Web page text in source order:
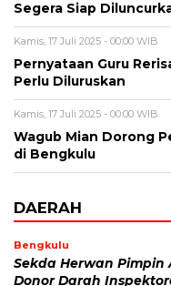
Segera Siap
Kamis, 17 Juli 2025 - 00:00 WIB
Pernyataan Guru
Perlu Diluruskan
Kamis, 17 Juli 2025 - 00:00 WIB
Wagub Mian Dorong
di Bengkulu
DAERAH
Bengkulu
Sekda Herwan Pimpin
Donor Darah